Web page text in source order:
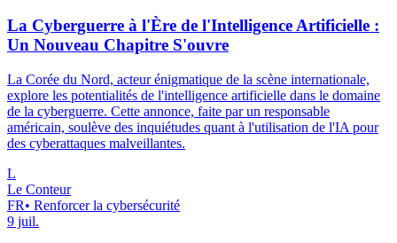
La Cyberguerre à l'Ère de l'Intelligence Artificielle :
Un Nouveau Chapitre S'ouvre
La Corée du Nord, acteur énigmatique de la scène internationale,
explore les potentialités de l'intelligence artificielle dans le domaine
de la cyberguerre. Cette annonce, faite par un responsable
américain, soulève des inquiétudes quant à l'utilisation de l'IA pour
des cyberattaques malveillantes.
L
Le Conteur
FR• Renforcer la cybersécurité
9 juil.